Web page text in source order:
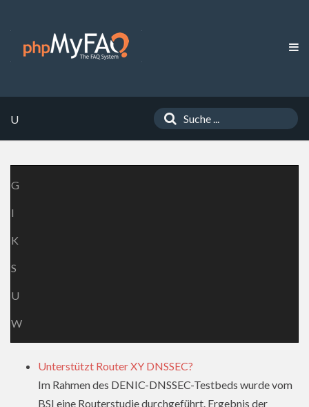
U
G
I
K
S
U
W
Unterstützt Router XY DNSSEC?
Im Rahmen des DENIC-DNSSEC-Testbeds wurde vom
BSI eine Routerstudie durchgeführt. Ergebnis der